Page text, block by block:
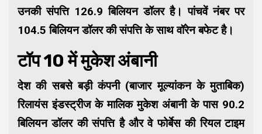
उनकी संपत्ति 126.9 बिलियन डॉलर है। पांचवें नंबर पर
104.5 बिलियन डॉलर की संपत्ति के साथ वॉरेन बफेट है।
टॉप 10 में मुकेश अंबानी
देश की सबसे बड़ी कंपनी (बाजार मूल्यांकन के मुताबिक)
रिलायंस इंडस्ट्रीज के मालिक मुकेश अंबानी के पास 90.2
बिलियन डॉलर की संपत्ति है और वे फोर्बेस की रियल टाइम